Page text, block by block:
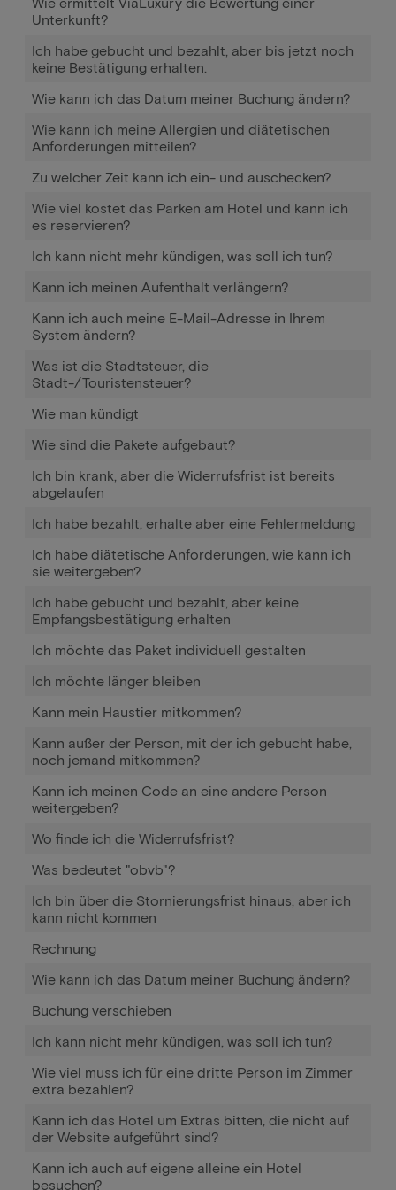
Unterkunft?
Ich habe gebucht und bezahlt, aber bis jetzt noch
keine Bestätigung erhalten.
Wie kann ich das Datum meiner Buchung ändern?
Wie kann ich meine Allergien und diätetischen
Anforderungen mitteilen?
Zu welcher Zeit kann ich ein- und auschecken?
Wie viel kostet das Parken am Hotel und kann ich
es reservieren?
Ich kann nicht mehr kündigen, was soll ich tun?
Kann ich meinen Aufenthalt verlängern?
Kann ich auch meine E-Mail-Adresse in Ihrem
System ändern?
Was ist die Stadtsteuer, die
Stadt-/Touristensteuer?
Wie man kündigt
Wie sind die Pakete aufgebaut?
Ich bin krank, aber die Widerrufsfrist ist bereits
abgelaufen
Ich habe bezahlt, erhalte aber eine Fehlermeldung
Ich habe diätetische Anforderungen, wie kann ich
sie weitergeben?
Ich habe gebucht und bezahlt, aber keine
Empfangsbestätigung erhalten
Ich möchte das Paket individuell gestalten
Ich möchte länger bleiben
Kann mein Haustier mitkommen?
Kann außer der Person, mit der ich gebucht habe,
noch jemand mitkommen?
Kann ich meinen Code an eine andere Person
weitergeben?
Wo finde ich die Widerrufsfrist?
Was bedeutet "obvb"?
Ich bin über die Stornierungsfrist hinaus, aber ich
kann nicht kommen
Rechnung
Wie kann ich das Datum meiner Buchung ändern?
Buchung verschieben
Ich kann nicht mehr kündigen, was soll ich tun?
Wie viel muss ich für eine dritte Person im Zimmer
extra bezahlen?
Kann ich das Hotel um Extras bitten, die nicht auf
der Website aufgeführt sind?
Kann ich auch auf eigene alleine ein Hotel
besuchen?